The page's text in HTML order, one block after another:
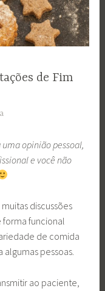
de Fim
opinião pessoal,
e você não
discussões
forma funcional
de comida
pessoas.
ao paciente,